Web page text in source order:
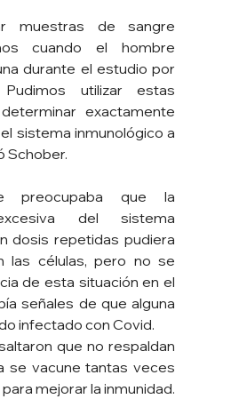
muestras de sangre
cuando el hombre
durante el estudio por
utilizar estas
exactamente
sistema inmunológico a
Schober.
preocupaba que la
del sistema
dosis repetidas pudiera
las células, pero no se
de esta situación en el
señales de que alguna
infectado con Covid.
que no respaldan
se vacune tantas veces
mejorar la inmunidad.